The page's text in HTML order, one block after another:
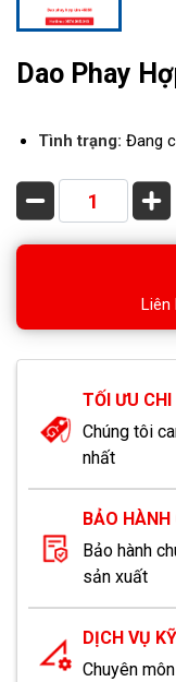
Dao Phay
Tình trạng: Đang
Liên
TỐI ƯU
Chúng tôi
nhất
BẢO HÀNH
Bảo hành
sản xuất
DỊCH VỤ
Chuyên